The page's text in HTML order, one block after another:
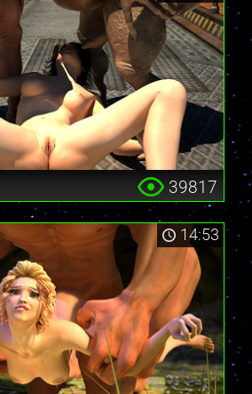
39817
14:53